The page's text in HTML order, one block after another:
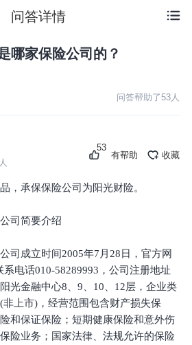
问答详情
哪家保险公司的？
问答帮助了53人
53
有帮助 收藏
，承保保险公司为阳光财险。
司简要介绍
司成立时间2005年7月28日，官方网
系电话010-58289993，公司注册地址
光金融中心8、9、10、12层，企业类
上市)，经营范围包含财产损失保
和保证保险；短期健康保险和意外伤
险业务；国家法律、法规允许的保险